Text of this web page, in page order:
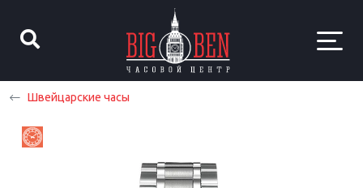
Швейцарские часы